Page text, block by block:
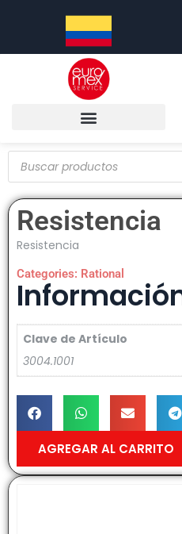
Resistencia
Resistencia
Categories: Rational
Clave de Artículo
3004.1001
AGREGAR AL CARRITO